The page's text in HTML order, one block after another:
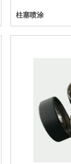
柱塞喷涂